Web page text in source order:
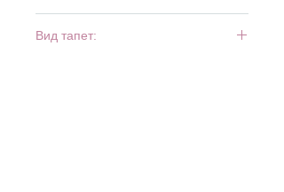
Вид тапет: